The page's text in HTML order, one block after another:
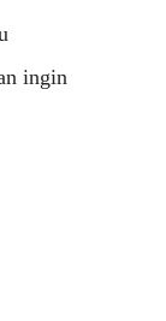
ingin